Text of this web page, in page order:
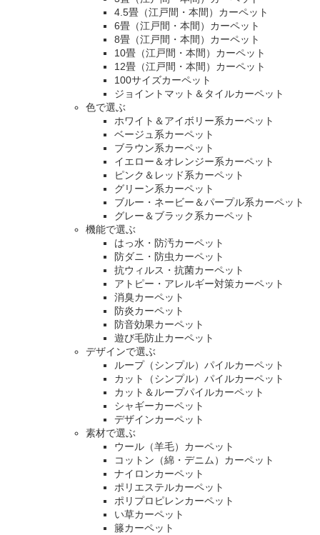
4.5畳（江戸間・本間）カーペット
6畳（江戸間・本間）カーペット
8畳（江戸間・本間）カーペット
10畳（江戸間・本間）カーペット
12畳（江戸間・本間）カーペット
100サイズカーペット
ジョイントマット＆タイルカーペット
色で選ぶ
ホワイト＆アイボリー系カーペット
ベージュ系カーペット
ブラウン系カーペット
イエロー＆オレンジー系カーペット
ピンク＆レッド系カーペット
グリーン系カーペット
ブルー・ネービー＆パープル系カーペット
グレー＆ブラック系カーペット
機能で選ぶ
はっ水・防汚カーペット
防ダニ・防虫カーペット
抗ウィルス・抗菌カーペット
アトピー・アレルギー対策カーペット
消臭カーペット
防炎カーペット
防音効果カーペット
遊び毛防止カーペット
デザインで選ぶ
ループ（シンプル）パイルカーペット
カット（シンプル）パイルカーペット
カット＆ループパイルカーペット
シャギーカーペット
デザインカーペット
素材で選ぶ
ウール（羊毛）カーペット
コットン（綿・デニム）カーペット
ナイロンカーペット
ポリエステルカーペット
ポリプロピレンカーペット
い草カーペット
籐カーペット